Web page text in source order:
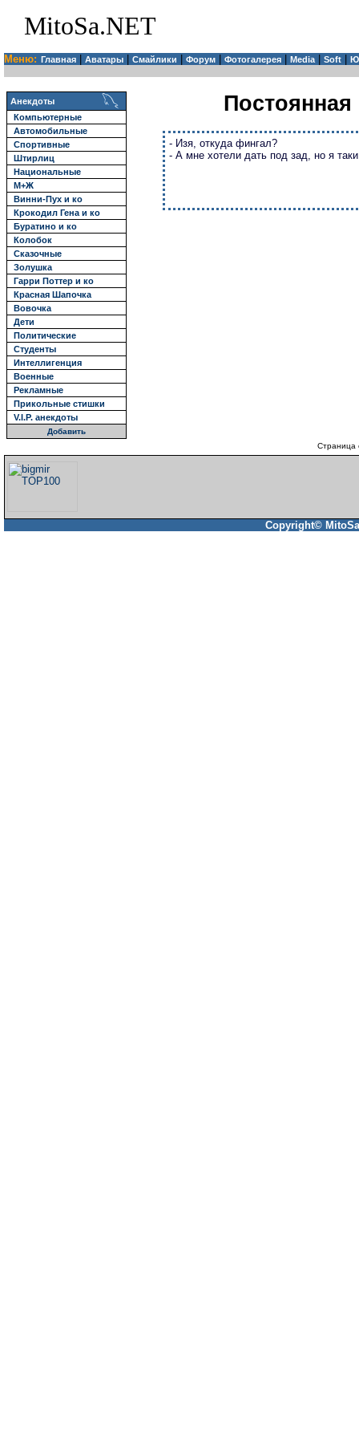
MitoSa.NET
Меню: Главная Аватары Смайлики Форум Фотогалерея Media| Soft
Анекдоты
Компьютерные
Автомобильные
Спортивные
Штирлиц
Национальные
М+Ж
Винни-Пух и ко
Крокодил Гена и ко
Буратино и ко
Колобок
Сказочные
Золушка
Гарри Поттер и ко
Красная Шапочка
Вовочка
Дети
Политические
Студенты
Интеллигенция
Военные
Рекламные
Прикольные стишки
V.I.P. анекдоты
Добавить
Постоянная
- Изя, откуда фингал?
- А мне хотели дать под зад, но я
Страница
Copyright©